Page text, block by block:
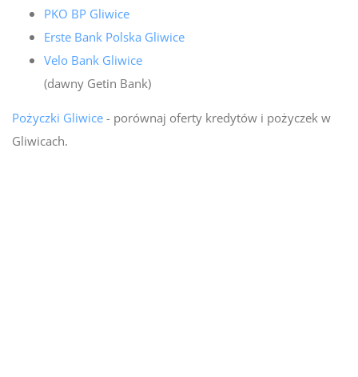
PKO BP Gliwice
Erste Bank Polska Gliwice
Velo Bank Gliwice
(dawny Getin Bank)
Pożyczki Gliwice- porównaj oferty kredytów i pożyczek w
Gliwicach.